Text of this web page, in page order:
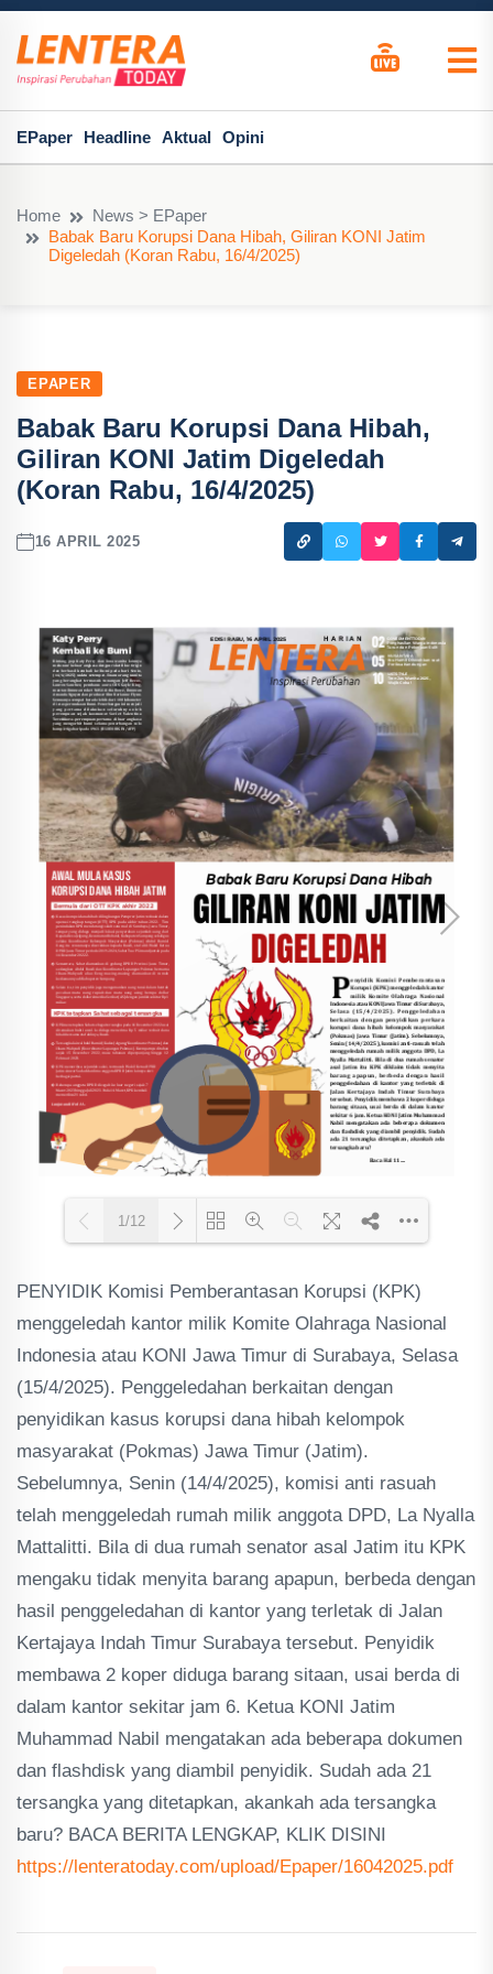
EPaper Headline Aktual Opini
Home
News > EPaper
Babak Baru Korupsi Dana Hibah, Giliran KONI Jatim
Digeledah (Koran Rabu, 16/4/2025)
EPAPER
Babak Baru Korupsi Dana Hibah,
Giliran KONI Jatim Digeledah
(Koran Rabu, 16/4/2025)
16 APRIL 2025
Loading PDF 24% ...
1/12
PENYIDIK Komisi Pemberantasan Korupsi (KPK)
menggeledah kantor milik Komite Olahraga Nasional
Indonesia atau KONI Jawa Timur di Surabaya, Selasa
(15/4/2025). Penggeledahan berkaitan dengan
penyidikan kasus korupsi dana hibah kelompok
masyarakat (Pokmas) Jawa Timur (Jatim).
Sebelumnya, Senin (14/4/2025), komisi anti rasuah
telah menggeledah rumah milik anggota DPD, La Nyalla
Mattalitti. Bila di dua rumah senator asal Jatim itu KPK
mengaku tidak menyita barang apapun, berbeda dengan
hasil penggeledahan di kantor yang terletak di Jalan
Kertajaya Indah Timur Surabaya tersebut. Penyidik ​​
membawa 2 koper diduga barang sitaan, usai berda di
dalam kantor sekitar jam 6. Ketua KONI Jatim
Muhammad Nabil mengatakan ada beberapa dokumen
dan flashdisk yang diambil penyidik. Sudah ada 21
tersangka yang ditetapkan, akankah ada tersangka
baru? BACA BERITA LENGKAP, KLIK DISINI
https://lenteratoday.com/upload/Epaper/16042025.pdf